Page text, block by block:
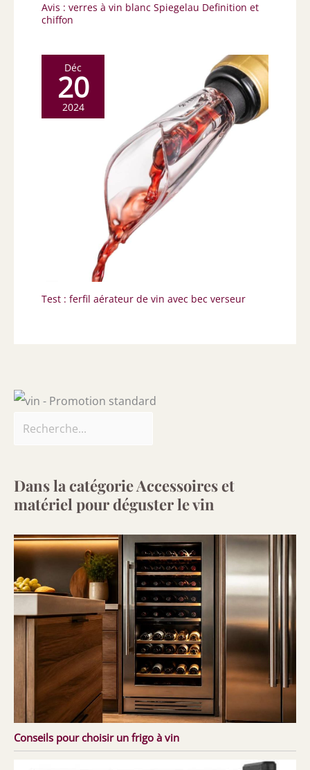
Avis : verres à vin blanc Spiegelau Definition et
chiffon
Déc
20
2024
Test : ferfil aérateur de vin avec bec verseur
Dans la catégorie Accessoires et
matériel pour déguster le vin
Conseils pour choisir un frigo à vin